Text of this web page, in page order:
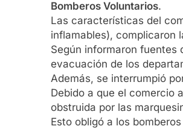
Bomberos Voluntarios.
Las características del
inflamables), complicaron
Según informaron fuentes
evacuación de los
Además, se interrumpió
Debido a que el comercio
obstruida por las
Esto obligó a los